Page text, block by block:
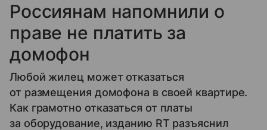
Россиянам напомнили о
праве не платить за
домофон
Любой жилец может отказаться
от размещения домофона в своей квартире.
Как грамотно отказаться от платы
за оборудование, изданию RT разъяснил